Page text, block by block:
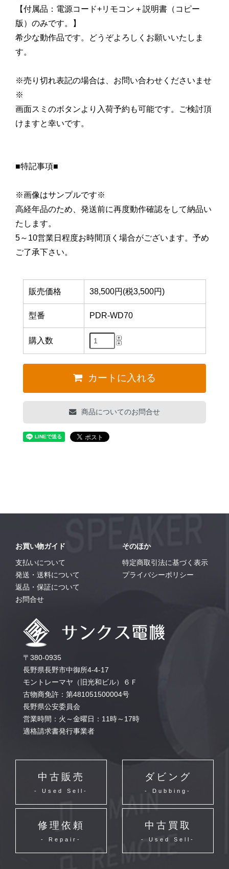
【付属品：電源コード+リモコン＋説明書（コピー
版）のみです。】
希少な動作品です。どうぞよろしくお願いいたしま
す。
※売り切れ表記の場合は、お問い合わせくださいませ
※
画面スミのボタンより入荷予約も可能です。ご検討頂
けますと幸いです。
■特記事項■
※画像はサンプルです※
高経年品のため、発送前に再度動作確認をして納品い
たします。
5～10営業日程度お時間頂く場合がございます。予め
ご了承下さい。
販売価格 38,500円(税3,500円)
型番 PDR-WD70
購入数
カートに入れる
商品についてのお問合せ
お買い物ガイド
支払いについて
発送・送料について
返品・保証について
お問合せ
そのほか
特定商取引法に基づく表示
プライバシーポリシー
〒380-0935
長野県長野市中御所4-4-17
モントレーマヤ（旧光和ビル）６Ｆ
古物商免許：第481051500004号
長野県公安委員会
営業時間：火～金曜日：11時～17時
適格請求書発行事業者
中古販売
- Used Sell-
ダビング
- Dubbing-
修理依頼
- Repair-
中古買取
- Used Sell-